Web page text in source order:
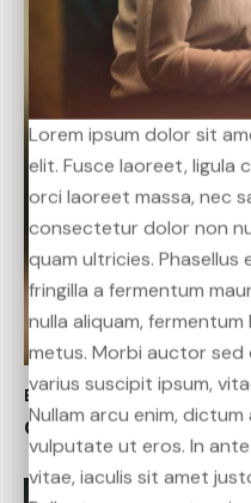
BUSINESS April 21, 2020
Consulting &
Lorem ipsum dolor sit
elit. Fusce laoreet, ligula
orci laoreet massa, nec
consectetur dolor non
quam ultricies. Phasellus
fringilla a fermentum
nulla aliquam,
metus. Morbi auctor sed
varius suscipit ipsum,
Nullam arcu enim,
vulputate ut eros. In
vitae, iaculis sit amet
Lorem ipsum dolor sit
elit. Fusce laoreet, ligula
orci laoreet massa, nec
consectetur dolor non
quam ultricies. Phasellus
fringilla a fermentum
nulla aliquam,
metus. Morbi auctor sed
varius suscipit ipsum,
Nullam arcu enim,
vulputate ut eros. In
vitae, iaculis sit amet
Lorem ipsum dolor sit
elit. Fusce laoreet, ligula
orci laoreet massa, nec
consectetur dolor non
quam ultricies. Phasellus
fringilla a fermentum
nulla aliquam,
metus. Morbi auctor sed
varius suscipit ipsum,
Nullam arcu enim,
vulputate ut eros. In
vitae, iaculis sit amet